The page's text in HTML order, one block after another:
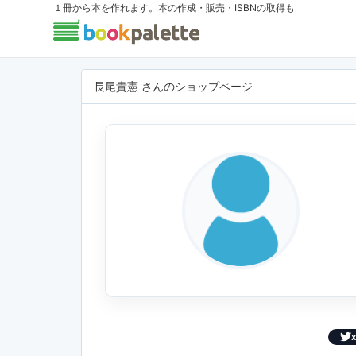
１冊から本を作れます。本の作成・販売・ISBNの取得も
長尾貴憲 さんのショップページ
X